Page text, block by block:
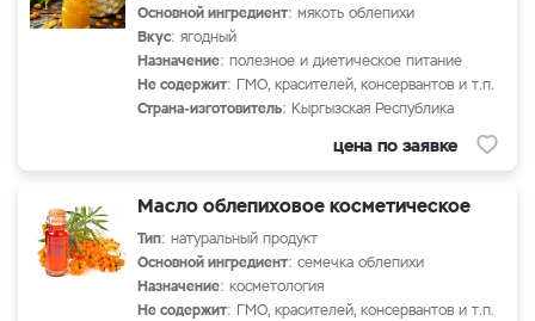
Основной ингредиент: мякоть облепихи
Вкус: ягодный
Назначение: полезное и диетическое питание
Не содержит: ГМО, красителей, консервантов и т.п.
Страна-изготовитель: Кыргызская Республика
цена по заявке
Масло облепиховое косметическое
Тип: натуральный продукт
Основной ингредиент: семечка облепихи
Назначение: косметология
Не содержит: ГМО, красителей, консервантов и т.п.